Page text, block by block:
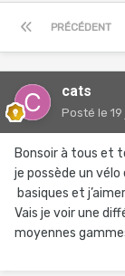
PRÉCÉDENT
cats
Posté le
Bonsoir à tous et
je possède un
basiques et
Vais je voir une
moyennes